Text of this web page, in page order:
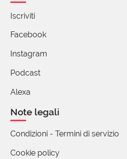
Iscriviti
Facebook
Instagram
Podcast
Alexa
Note legali
Condizioni - Termini di servizio
Cookie policy